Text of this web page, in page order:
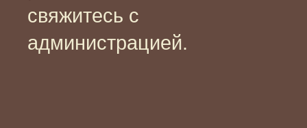
свяжитесь с
администрацией.